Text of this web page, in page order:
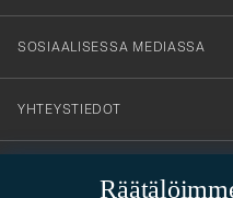
SOSIAALISESSA MEDIASSA
YHTEYSTIEDOT